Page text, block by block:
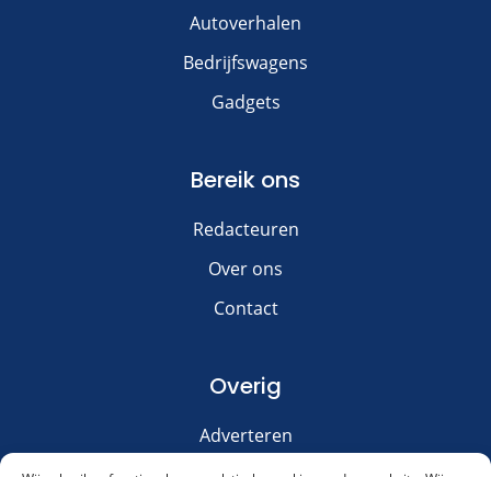
Autoverhalen
Bedrijfswagens
Gadgets
Bereik ons
Redacteuren
Over ons
Contact
Overig
Adverteren